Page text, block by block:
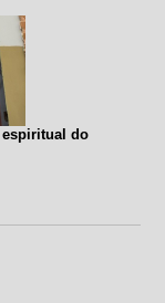
espiritual do